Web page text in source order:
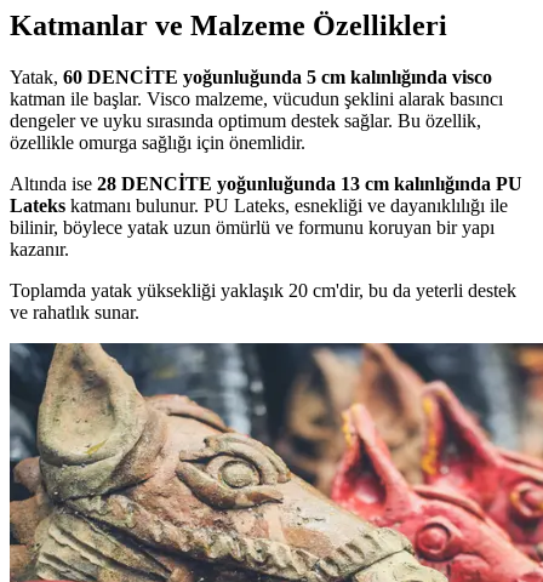
Katmanlar ve Malzeme Özellikleri
Yatak, 60 DENCİTE yoğunluğunda 5 cm kalınlığında visco
katman ile başlar. Visco malzeme, vücudun şeklini alarak basıncı
dengeler ve uyku sırasında optimum destek sağlar. Bu özellik,
özellikle omurga sağlığı için önemlidir.
Altında ise 28 DENCİTE yoğunluğunda 13 cm kalınlığında PU
Lateks katmanı bulunur. PU Lateks, esnekliği ve dayanıklılığı ile
bilinir, böylece yatak uzun ömürlü ve formunu koruyan bir yapı
kazanır.
Toplamda yatak yüksekliği yaklaşık 20 cm'dir, bu da yeterli destek
ve rahatlık sunar.